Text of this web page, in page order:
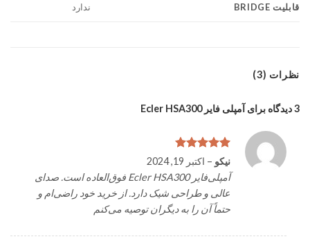
قابلیت BRIDGE ندارد
نظرات (3)
3 دیدگاه برای آمپلی فایر Ecler HSA300
امتیاز5 از
5
نیکو – اکتبر 19, 2024
آمپلی‌فایر Ecler HSA300 فوق‌العاده است. صدای
عالی و طراحی شیک دارد. از خرید خود راضی‌ام و
حتماً آن را به دیگران توصیه می‌کنم